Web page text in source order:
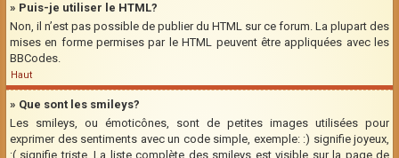
» Puis-je utiliser le HTML?
Non, il n’est pas possible de publier du HTML sur ce forum. La plupart des
mises en forme permises par le HTML peuvent être appliquées avec les
BBCodes.
Haut
» Que sont les smileys?
Les smileys, ou émoticônes, sont de petites images utilisées pour
exprimer des sentiments avec un code simple, exemple: :) signifie joyeux,
:( signifie triste. La liste complète des smileys est visible sur la page de